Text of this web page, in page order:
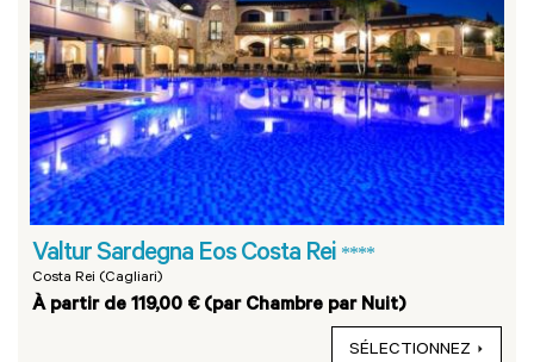
Valtur Sardegna Eos Costa Rei ****
Costa Rei (Cagliari)
À partir de 119,00 € (par Chambre par Nuit)
SÉLECTIONNEZ